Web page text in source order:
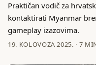
Praktičan vodič za
kontaktirati Myanmar
gameplay izazovima.
19. KOLOVOZA 2025. · 7